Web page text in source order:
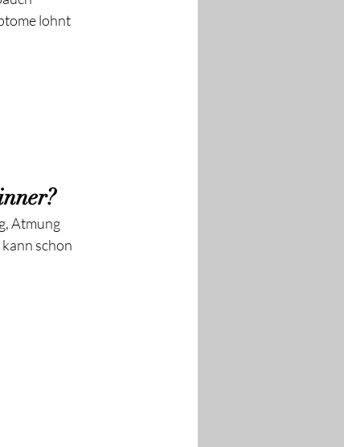
lohnt
Atmung
schon